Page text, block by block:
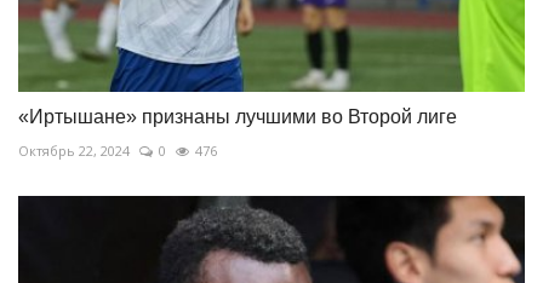
«Иртышане» признаны лучшими во Второй лиге
Октябрь 22, 2024 0 476